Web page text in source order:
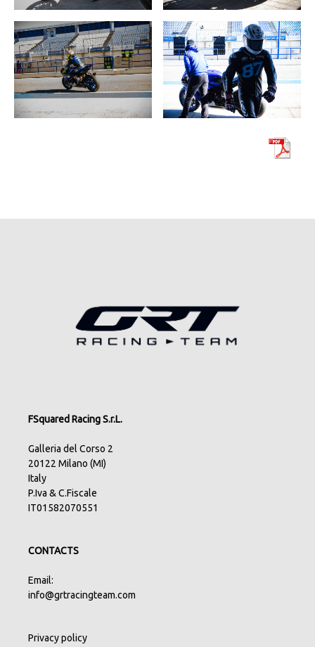
FSquared Racing S.r.L.
Galleria del Corso 2
20122 Milano (MI)
Italy
P.Iva & C.Fiscale
IT01582070551
CONTACTS
Email:
info@grtracingteam.com
Privacy policy